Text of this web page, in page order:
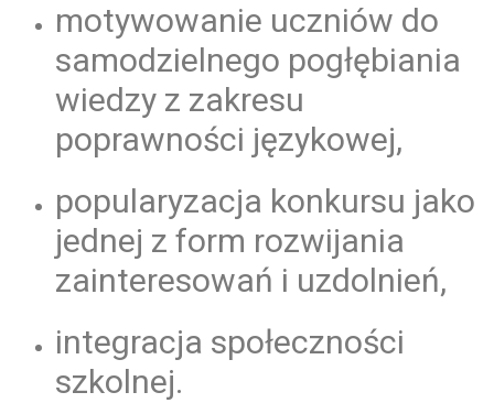
motywowanie uczniów do
samodzielnego pogłębiania
wiedzy z zakresu
poprawności językowej,
popularyzacja konkursu jako
jednej z form rozwijania
zainteresowań i uzdolnień,
integracja społeczności
szkolnej.